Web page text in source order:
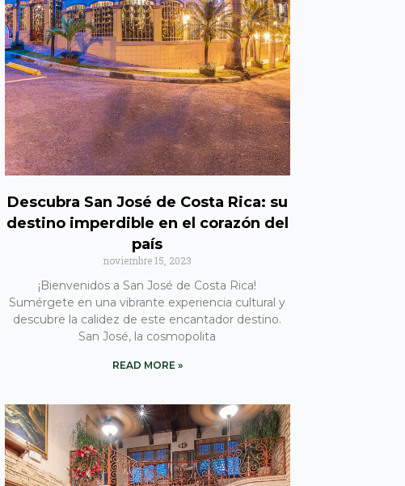
Descubra San José de Costa Rica: su
destino imperdible en el corazón del
país
noviembre 15, 2023
¡Bienvenidos a San José de Costa Rica!
Sumérgete en una vibrante experiencia cultural y
descubre la calidez de este encantador destino.
San José, la cosmopolita
READ MORE »